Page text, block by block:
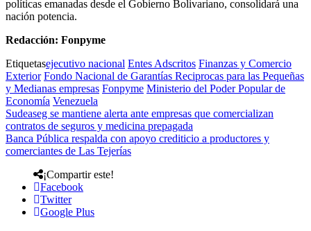
políticas emanadas desde el Gobierno Bolivariano, consolidará una
nación potencia.
Redacción: Fonpyme
Etiquetasejecutivo nacional Entes Adscritos Finanzas y Comercio
Exterior Fondo Nacional de Garantías Reciprocas para las Pequeñas
y Medianas empresas Fonpyme Ministerio del Poder Popular de
Economía Venezuela
Sudeaseg se mantiene alerta ante empresas que comercializan
contratos de seguros y medicina prepagada
Banca Pública respalda con apoyo crediticio a productores y
comerciantes de Las Tejerías
¡Compartir este!
Facebook
Twitter
Google Plus